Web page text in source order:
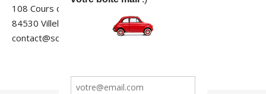
108 Cours des Jardins
84530 Villelaure
contact@sortiedegrange.com